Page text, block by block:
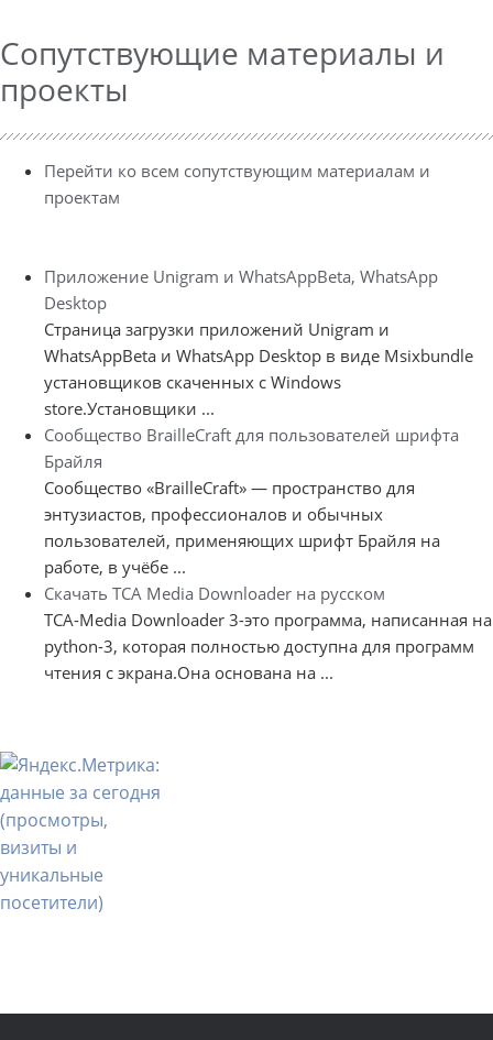
Сопутствующие материалы и
проекты
Перейти ко всем сопутствующим материалам и
проектам
Приложение Unigram и WhatsAppBeta, WhatsApp
Desktop
Страница загрузки приложений Unigram и
WhatsAppBeta и WhatsApp Desktop в виде Msixbundle
установщиков скаченных с Windows
store.Установщики ...
Сообщество BrailleCraft для пользователей шрифта
Брайля
Сообщество «BrailleCraft» — пространство для
энтузиастов, профессионалов и обычных
пользователей, применяющих шрифт Брайля на
работе, в учёбе ...
Скачать TCA Media Downloader на русском
TCA-Media Downloader 3-это программа, написанная на
python-3, которая полностью доступна для программ
чтения с экрана.Она основана на ...